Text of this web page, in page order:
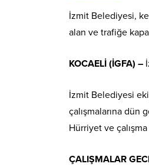
İzmit Belediyesi,
alan ve trafiğe
KOCAELİ (İGFA) –
İzmit Belediyesi
çalışmalarına dün
Hürriyet ve
ÇALIŞMALAR